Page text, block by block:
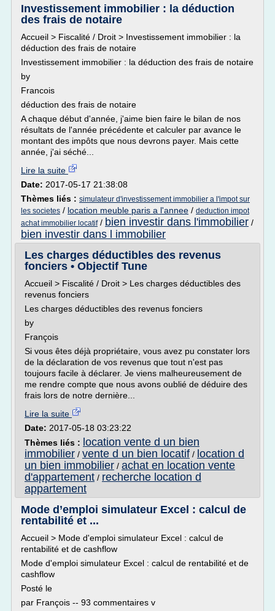
Investissement immobilier : la déduction
des frais de notaire
Accueil > Fiscalité / Droit > Investissement immobilier : la
déduction des frais de notaire
Investissement immobilier : la déduction des frais de notaire
by
Francois
déduction des frais de notaire
A chaque début d'année, j'aime bien faire le bilan de nos
résultats de l'année précédente et calculer par avance le
montant des impôts que nous devrons payer. Mais cette
année, j'ai séché...
Lire la suite
Date: 2017-05-17 21:38:08
Thèmes liés : simulateur d'investissement immobilier a l'impot sur
les societes / location meuble paris a l'annee / deduction impot
achat immobilier locatif/ bien investir dans l'immobilier /
bien investir dans l immobilier
Les charges déductibles des revenus
fonciers • Objectif Tune
Accueil > Fiscalité / Droit > Les charges déductibles des
revenus fonciers
Les charges déductibles des revenus fonciers
by
François
Si vous êtes déjà propriétaire, vous avez pu constater lors
de la déclaration de vos revenus que tout n'est pas
toujours facile à déclarer. Je viens malheureusement de
me rendre compte que nous avons oublié de déduire des
frais lors de notre dernière...
Lire la suite
Date: 2017-05-18 03:23:22
Thèmes liés : location vente d un bien
immobilier / vente d un bien locatif / location d
un bien immobilier / achat en location vente
d'appartement / recherche location d
appartement
Mode d’emploi simulateur Excel : calcul de
rentabilité et ...
Accueil > Mode d'emploi simulateur Excel : calcul de
rentabilité et de cashflow
Mode d'emploi simulateur Excel : calcul de rentabilité et de
cashflow
Posté le
par François -- 93 commentaires v